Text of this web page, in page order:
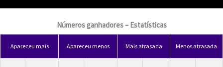
Números ganhadores – Estatísticas
Apareceu mais Apareceu menos Mais atrasada Menos atrasada